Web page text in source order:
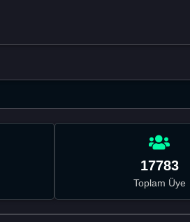
17783
Toplam Üye